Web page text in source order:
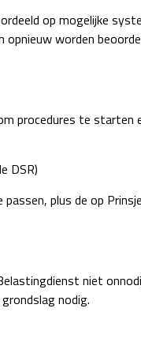
op mogelijke
worden
procedures te
DSR)
plus de op
niet
nodig.